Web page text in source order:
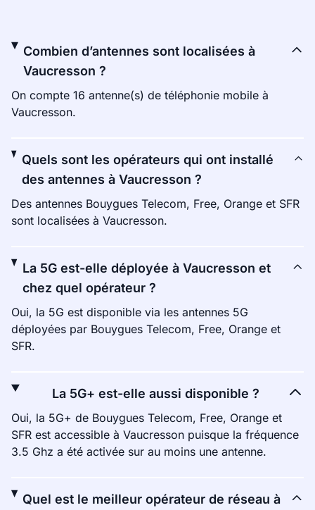
Combien d’antennes sont localisées à
Vaucresson ?
On compte 16 antenne(s) de téléphonie mobile à
Vaucresson.
Quels sont les opérateurs qui ont installé
des antennes à Vaucresson ?
Des antennes Bouygues Telecom, Free, Orange et SFR
sont localisées à Vaucresson.
La 5G est-elle déployée à Vaucresson et
chez quel opérateur ?
Oui, la 5G est disponible via les antennes 5G
déployées par Bouygues Telecom, Free, Orange et
SFR.
La 5G+ est-elle aussi disponible ?
Oui, la 5G+ de Bouygues Telecom, Free, Orange et
SFR est accessible à Vaucresson puisque la fréquence
3.5 Ghz a été activée sur au moins une antenne.
Quel est le meilleur opérateur de réseau à